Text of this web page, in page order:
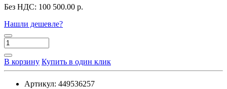
Без НДС: 100 500.00 р.
Нашли дешевле?
В корзину Купить в один клик
Артикул: 449536257